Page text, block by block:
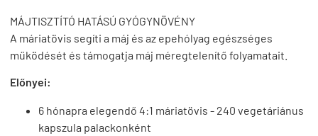
MÁJTISZTÍTÓ HATÁSÚ GYÓGYNÖVÉNY
A máriatövis segíti a máj és az epehólyag egészséges
működését és támogatja máj méregtelenítő folyamatait.
Előnyei:
6 hónapra elegendő 4:1 máriatövis - 240 vegetáriánus
kapszula palackonként